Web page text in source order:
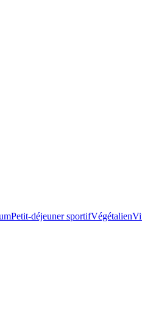
Petit-déjeuner sportifVégétalien